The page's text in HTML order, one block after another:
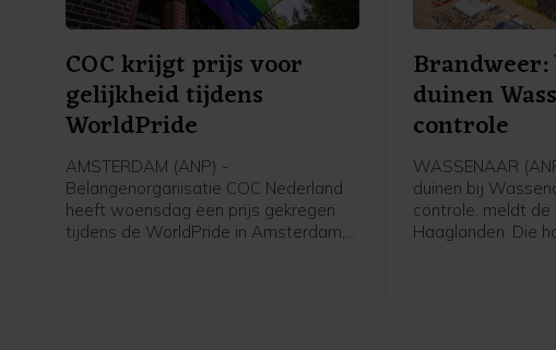
COC krijgt prijs voor
gelijkheid tijdens
WorldPride
AMSTERDAM (ANP) -
Belangenorganisatie COC Nederland
heeft woensdag een prijs gekregen
tijdens de WorldPride in Amsterdam,
duinen
controle
WASSENAAR
duinen bij
controle, meldt
Haaglanden. Die